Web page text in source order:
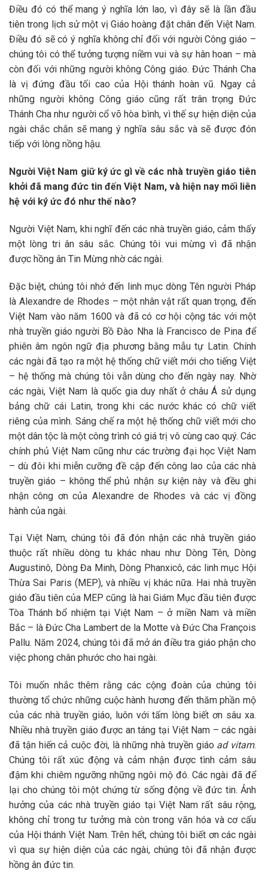
Điều đó có thể mang ý nghĩa lớn lao, vì đây sẽ là lần đầu
tiên trong lịch sử một vị Giáo hoàng đặt chân đến Việt Nam.
Điều đó sẽ có ý nghĩa không chỉ đối với người Công giáo –
chúng tôi có thể tưởng tượng niềm vui và sự hân hoan – mà
còn đối với những người không Công giáo. Đức Thánh Cha
là vị đứng đầu tối cao của Hội thánh hoàn vũ. Ngay cả
những người không Công giáo cũng rất trân trọng Đức
Thánh Cha như người cổ võ hòa bình, vì thế sự hiện diện của
ngài chắc chắn sẽ mang ý nghĩa sâu sắc và sẽ được đón
tiếp với lòng nồng hậu.
Người Việt Nam giữ ký ức gì về các nhà truyền giáo tiên
khởi đã mang đức tin đến Việt Nam, và hiện nay mối liên
hệ với ký ức đó như thế nào?
Người Việt Nam, khi nghĩ đến các nhà truyền giáo, cảm thấy
một lòng tri ân sâu sắc. Chúng tôi vui mừng vì đã nhận
được hồng ân Tin Mừng nhờ các ngài.
Đặc biệt, chúng tôi nhớ đến linh mục dòng Tên người Pháp
là Alexandre de Rhodes – một nhân vật rất quan trọng, đến
Việt Nam vào năm 1600 và đã có cơ hội cộng tác với một
nhà truyền giáo người Bồ Đào Nha là Francisco de Pina để
phiên âm ngôn ngữ địa phương bằng mẫu tự Latin. Chính
các ngài đã tạo ra một hệ thống chữ viết mới cho tiếng Việt
– hệ thống mà chúng tôi vẫn dùng cho đến ngày nay. Nhờ
các ngài, Việt Nam là quốc gia duy nhất ở châu Á sử dụng
bảng chữ cái Latin, trong khi các nước khác có chữ viết
riêng của mình. Sáng chế ra một hệ thống chữ viết mới cho
một dân tộc là một công trình có giá trị vô cùng cao quý. Các
chính phủ Việt Nam cũng như các trường đại học Việt Nam
– dù đôi khi miễn cưỡng đề cập đến công lao của các nhà
truyền giáo – không thể phủ nhận sự kiện này và đều ghi
nhận công ơn của Alexandre de Rhodes và các vị đồng
hành của ngài.
Tại Việt Nam, chúng tôi đã đón nhận các nhà truyền giáo
thuộc rất nhiều dòng tu khác nhau như Dòng Tên, Dòng
Augustinô, Dòng Đa Minh, Dòng Phanxicô, các linh mục Hội
Thừa Sai Paris (MEP), và nhiều vị khác nữa. Hai nhà truyền
giáo đầu tiên của MEP cũng là hai Giám Mục đầu tiên được
Tòa Thánh bổ nhiệm tại Việt Nam – ở miền Nam và miền
Bắc – là Đức Cha Lambert de la Motte và Đức Cha François
Pallu. Năm 2024, chúng tôi đã mở án điều tra giáo phận cho
việc phong chân phước cho hai ngài.
Tôi muốn nhắc thêm rằng các cộng đoàn của chúng tôi
thường tổ chức những cuộc hành hương đến thăm phần mộ
của các nhà truyền giáo, luôn với tấm lòng biết ơn sâu xa.
Nhiều nhà truyền giáo được an táng tại Việt Nam – các ngài
đã tận hiến cả cuộc đời, là những nhà truyền giáo ad vitam.
Chúng tôi rất xúc động và cảm nhận được tình cảm sâu
đậm khi chiêm ngưỡng những ngôi mộ đó. Các ngài đã để
lại cho chúng tôi một chứng từ sống động về đức tin. Ảnh
hưởng của các nhà truyền giáo tại Việt Nam rất sâu rộng,
không chỉ trong tư tưởng mà còn trong văn hóa và cơ cấu
của Hội thánh Việt Nam. Trên hết, chúng tôi biết ơn các ngài
vì qua sự hiện diện của các ngài, chúng tôi đã nhận được
hồng ân đức tin.